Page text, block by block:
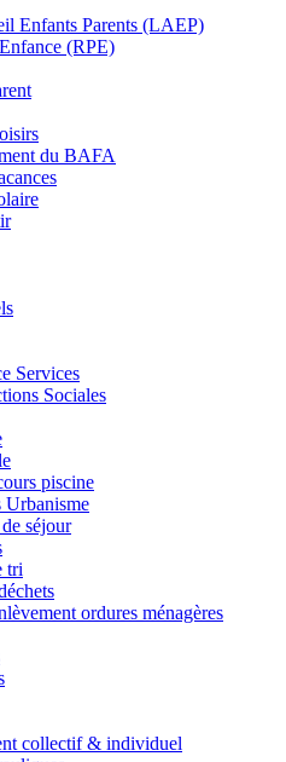
Enfants Parents (LAEP)
(RPE)
du BAFA
Services
Sociales
piscine
Urbanisme
séjour
tri
ordures ménagères
collectif & individuel